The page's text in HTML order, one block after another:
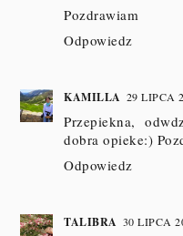
Pozdrawiam
Odpowiedz
KAMILLA 29 LIPCA
Przepiekna,
dobra opieke:)
Odpowiedz
TALIBRA 30 LIPCA